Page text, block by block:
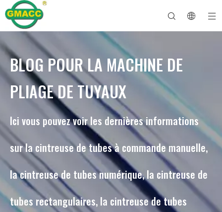
BLOG POUR LA MACHINE DE
PLIAGE DE TUYAUX
Ici vous pouvez voir les dernières informations
sur la cintreuse de tubes à commande manuelle,
la cintreuse de tubes numérique, la cintreuse de
tubes rectangulaires, la cintreuse de tubes